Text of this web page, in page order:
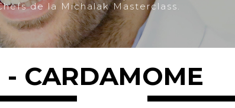
de la Michalak Masterclass.
- CARDAMOME